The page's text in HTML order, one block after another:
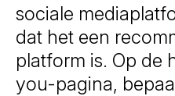
sociale
dat het een
platform is. Op de
you-pagina,